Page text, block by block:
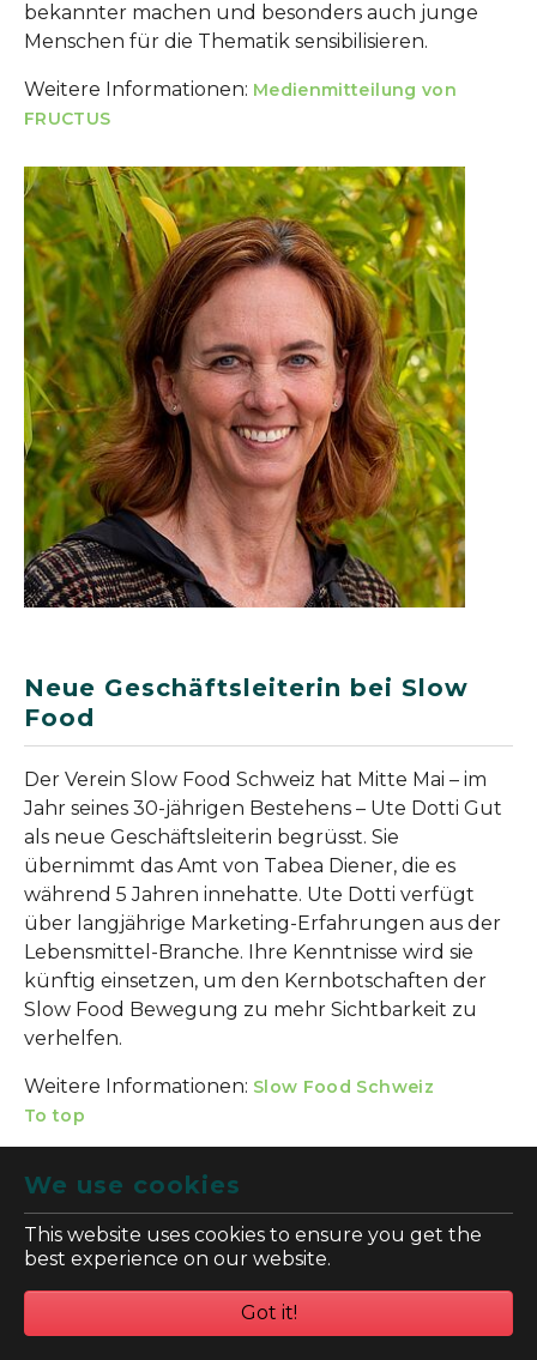
We use cookies
This website uses cookies to ensure you get the
best experience on our website.
Got it!
bekannter machen und besonders auch junge
Menschen für die Thematik sensibilisieren.
Weitere Informationen: Medienmitteilung von
FRUCTUS
Neue Geschäftsleiterin bei Slow
Food
Der Verein Slow Food Schweiz hat Mitte Mai – im
Jahr seines 30-jährigen Bestehens – Ute Dotti Gut
als neue Geschäftsleiterin begrüsst. Sie
übernimmt das Amt von Tabea Diener, die es
während 5 Jahren innehatte. Ute Dotti verfügt
über langjährige Marketing-Erfahrungen aus der
Lebensmittel-Branche. Ihre Kenntnisse wird sie
künftig einsetzen, um den Kernbotschaften der
Slow Food Bewegung zu mehr Sichtbarkeit zu
verhelfen.
Weitere Informationen: Slow Food Schweiz
To top
National
Zukunft der Hochstamm-Kirschen